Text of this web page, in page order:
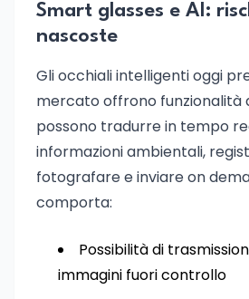
Smart glasses e AI:
nascoste
Gli occhiali intelligenti oggi
mercato offrono funzionalità
possono tradurre in tempo
informazioni ambientali,
fotografare e inviare on
comporta:
Possibilità di
immagini fuori controllo